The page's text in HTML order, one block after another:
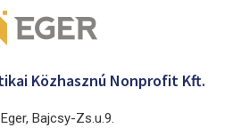
Közhasznú Nonprofit Kft.
Bajcsy-Zs.u.9.